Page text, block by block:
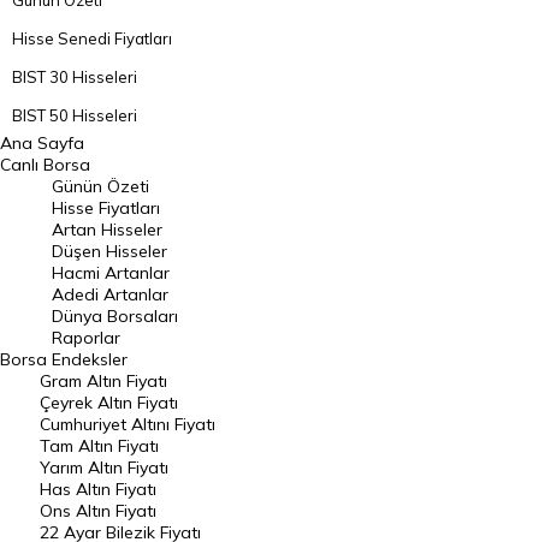
Hisse Senedi Fiyatları
BIST 30 Hisseleri
BIST 50 Hisseleri
BIST 100 Hisseleri
En Çok Artan Hisseler
En Çok Düşen Hisseler
Hacmi Artanlar
Geçmiş Kapanışlar
Dünya Borsaları
Raporlar
Endeksler
DÖVİZ
Döviz Kuru
Ana Sayfa
Canlı Borsa
Borsa
Günün Özeti
Hisse Fiyatları
Artan Hisseler
Düşen Hisseler
Hacmi Artanlar
Adedi Artanlar
Dünya Borsaları
Raporlar
Endeksler
Gram Altın Fiyatı
Çeyrek Altın Fiyatı
Cumhuriyet Altını Fiyatı
Tam Altın Fiyatı
Yarım Altın Fiyatı
Has Altın Fiyatı
Ons Altın Fiyatı
22 Ayar Bilezik Fiyatı